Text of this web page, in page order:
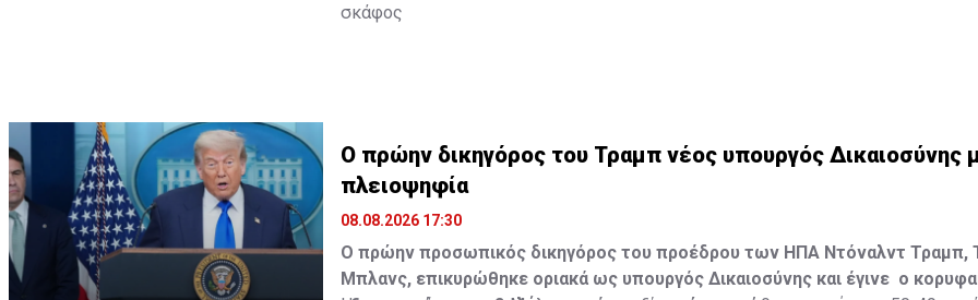
σκάφος
Ο πρώην δικηγόρος του Τραμπ νέος υπουργός Δικαιοσύνης
πλειοψηφία
08.08.2026 17:30
Ο πρώην προσωπικός δικηγόρος του προέδρου των ΗΠΑ Ντόναλντ Τραμπ,
Μπλανς, επικυρώθηκε οριακά ως υπουργός Δικαιοσύνης και έγινε ο